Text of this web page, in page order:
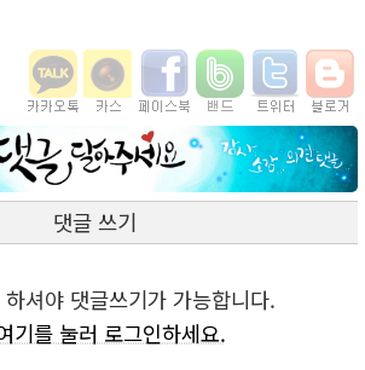
댓글 쓰기
셔야 댓글쓰기가 가능합니다.
기를 눌러 로그인하세요.